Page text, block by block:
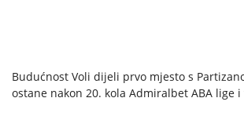
Budućnost Voli dijeli prvo mjesto s
ostane nakon 20. kola Admiralbet ABA lige